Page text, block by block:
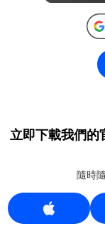
立即下載我們的
隨時